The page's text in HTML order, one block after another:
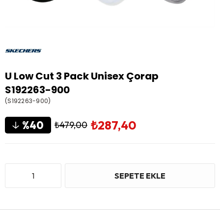
U Low Cut 3 Pack Unisex Çorap
S192263-900
(S192263-900)
40 ₺479,00 ₺287,40